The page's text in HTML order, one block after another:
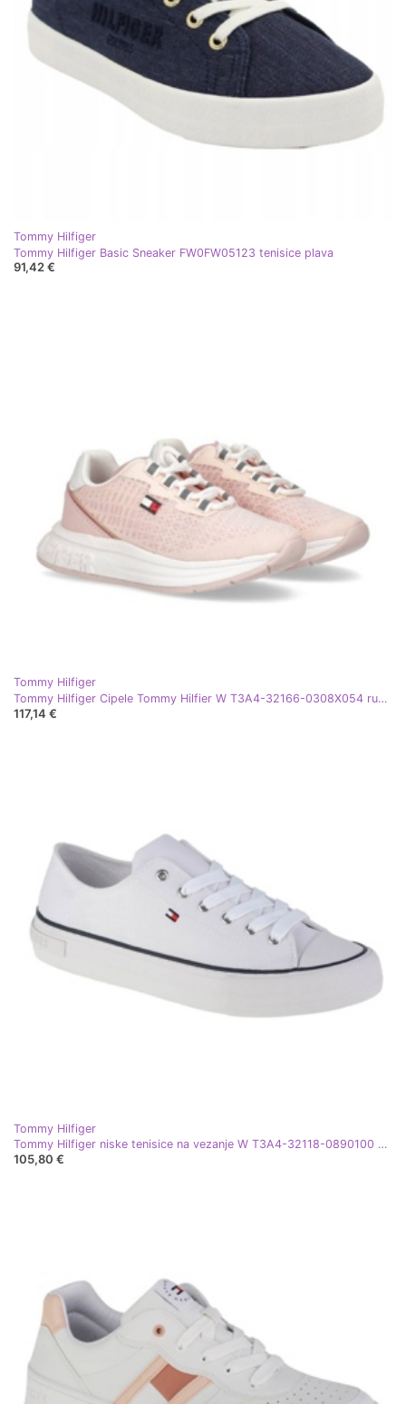
Tommy Hilfiger
Tommy Hilfiger Basic Sneaker FW0FW05123 tenisice plava
91,42 €
Tommy Hilfiger
Tommy Hilfiger Cipele Tommy Hilfier W T3A4-32166-0308X054 ružičasta
117,14 €
Tommy Hilfiger
Tommy Hilfiger niske tenisice na vezanje W T3A4-32118-0890100 bijela
105,80 €